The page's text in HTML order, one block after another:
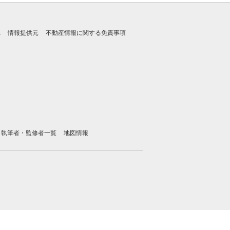
情報提供元 不動産情報に関する免責事項
執筆者・監修者一覧 地図情報